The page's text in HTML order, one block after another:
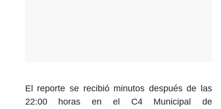
El reporte se recibió minutos después de las
22:00 horas en el C4 Municipal de